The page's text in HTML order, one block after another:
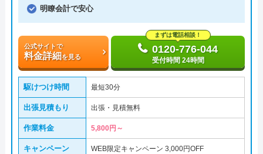
明瞭会計で安心
公式サイトで
料金詳細を見る
まずは電話相談！
0120-776-044
受付時間 24時間
駆けつけ時間 最短30分
出張見積もり 出張・見積無料
作業料金 5,800円～
キャンペーン WEB限定キャンペーン 3,000円OFF